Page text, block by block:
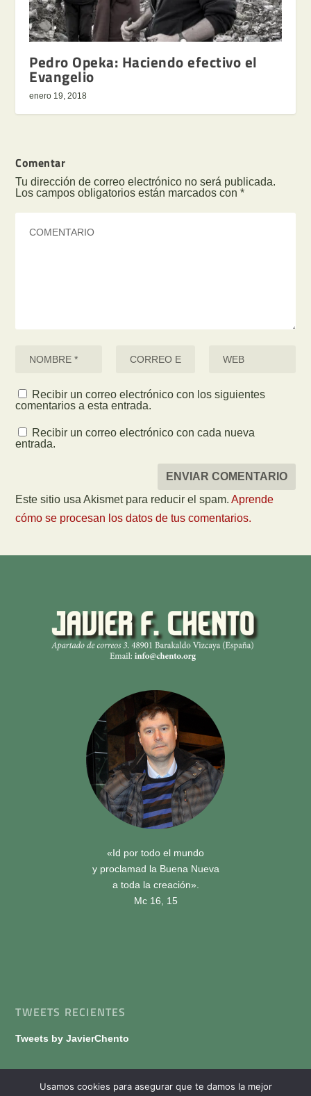
Pedro Opeka: Haciendo efectivo el
Evangelio
enero 19, 2018
Comentar
Tu dirección de correo electrónico no será publicada.
Los campos obligatorios están marcados con*
Recibir un correo electrónico con los siguientes
comentarios a esta entrada.
Recibir un correo electrónico con cada nueva
entrada.
Este sitio usa Akismet para reducir el spam.Aprende
cómo se procesan los datos de tus comentarios.
«Id por todo el mundo
y proclamad la Buena Nueva
a toda la creación».
Mc 16, 15
TWEETS RECIENTES
Tweets by JavierChento
Usamos cookies para asegurar que te damos la mejor